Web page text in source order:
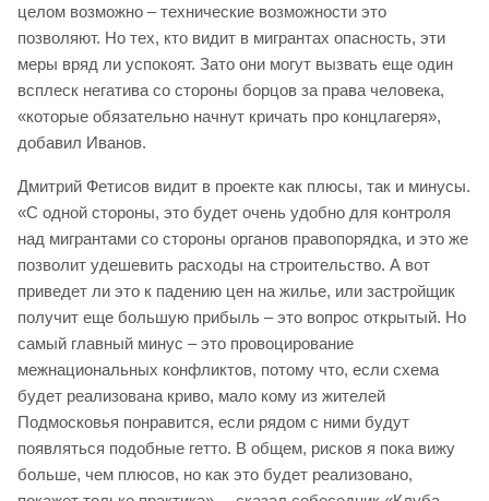
целом возможно – технические возможности это
позволяют. Но тех, кто видит в мигрантах опасность, эти
меры вряд ли успокоят. Зато они могут вызвать еще один
всплеск негатива со стороны борцов за права человека,
«которые обязательно начнут кричать про концлагеря»,
добавил Иванов.
Дмитрий Фетисов видит в проекте как плюсы, так и минусы.
«С одной стороны, это будет очень удобно для контроля
над мигрантами со стороны органов правопорядка, и это же
позволит удешевить расходы на строительство. А вот
приведет ли это к падению цен на жилье, или застройщик
получит еще большую прибыль – это вопрос открытый. Но
самый главный минус – это провоцирование
межнациональных конфликтов, потому что, если схема
будет реализована криво, мало кому из жителей
Подмосковья понравится, если рядом с ними будут
появляться подобные гетто. В общем, рисков я пока вижу
больше, чем плюсов, но как это будет реализовано,